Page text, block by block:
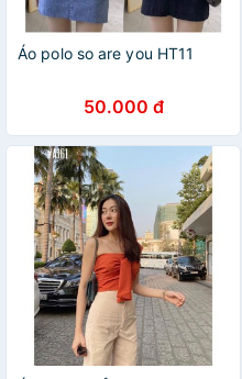
Áo polo so are you HT11
50.000 đ